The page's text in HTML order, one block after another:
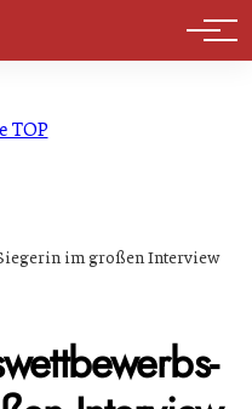
im großen Interview